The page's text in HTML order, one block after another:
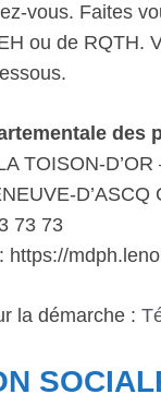
vous. Faites
ou de RQTH.
des
TOISON-D’OR
D’ASCQ
73 73
https://
la démarche :